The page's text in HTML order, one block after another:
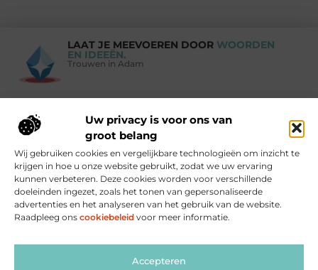
Uw privacy is voor ons van
groot belang
Wij gebruiken cookies en vergelijkbare technologieën om inzicht te
krijgen in hoe u onze website gebruikt, zodat we uw ervaring
kunnen verbeteren. Deze cookies worden voor verschillende
doeleinden ingezet, zoals het tonen van gepersonaliseerde
advertenties en het analyseren van het gebruik van de website.
Raadpleeg ons cookiebeleid voor meer informatie.
Accepteren
LAAT JE MEEVOEREN DOOR WOORDEN
EN IDEEËN.
Trouwen in Adam
Vind Ons Hier :
Beroemdheden Uit de Media Partners Over ons
Contact Blog publiceren Website index Cookiebeleid (EU)
Linkbuilding geld verdienen: zo maak jij er winst mee